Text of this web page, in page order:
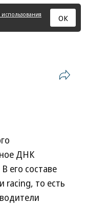
ОК
ДНК
его составе
racing, то есть